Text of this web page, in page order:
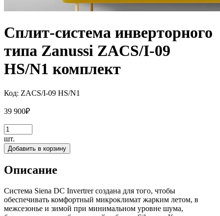
Сплит-система инверторного
типа Zanussi ZACS/I-09
HS/N1 комплект
Код: ZACS/I-09 HS/N1
39 900₽
шт.
Добавить в корзину
Описание
Система Siena DC Invertrer создана для того, чтобы
обеспечивать комфортный микроклимат жарким летом, в
межсезонье и зимой при минимальном уровне шума,